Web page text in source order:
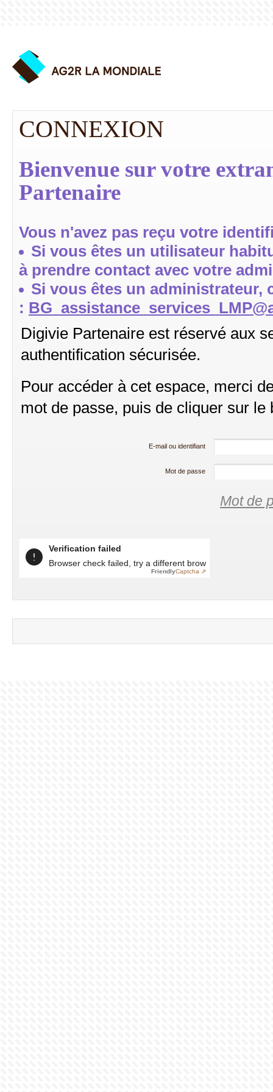
CONNEXION
Bienvenue sur votre
Partenaire
Vous n'avez pas reçu votre
Si vous êtes un utilisateur
à prendre contact avec votre
Si vous êtes un administrateur,
:
Digivie Partenaire est réservé aux
authentification sécurisée.
Pour accéder à cet espace, merci
mot de passe, puis de cliquer sur le
E-mail ou identifiant
Mot de passe
Mot de
Verification failed
Browser check failed, try a different browser
FriendlyCaptcha ⇗